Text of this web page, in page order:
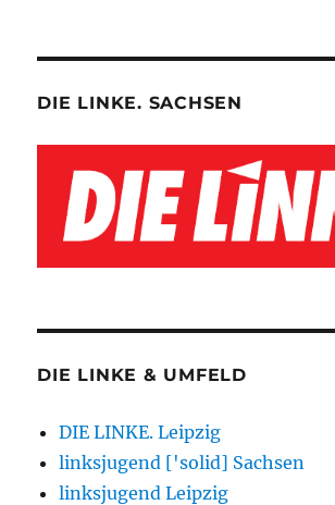
DIE LINKE. SACHSEN
DIE LINKE & UMFELD
DIE LINKE. Leipzig
linksjugend ['solid] Sachsen
linksjugend Leipzig